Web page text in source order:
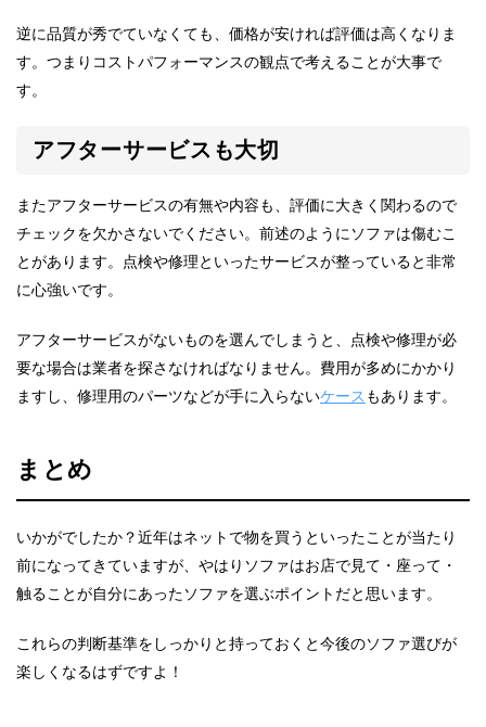
逆に品質が秀でていなくても、価格が安ければ評価は高くなりま
す。つまりコストパフォーマンスの観点で考えることが大事で
す。
アフターサービスも大切
またアフターサービスの有無や内容も、評価に大きく関わるので
チェックを欠かさないでください。前述のようにソファは傷むこ
とがあります。点検や修理といったサービスが整っていると非常
に心強いです。
アフターサービスがないものを選んでしまうと、点検や修理が必
要な場合は業者を探さなければなりません。費用が多めにかかり
ますし、修理用のパーツなどが手に入らないケース もあります。
まとめ
いかがでしたか？近年はネットで物を買うといったことが当たり
前になってきていますが、やはりソファはお店で見て・座って・
触ることが自分にあったソファを選ぶポイントだと思います。
これらの判断基準をしっかりと持っておくと今後のソファ選びが
楽しくなるはずですよ！